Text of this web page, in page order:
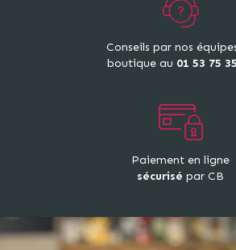
Conseils par nos
boutique au 01 53 75
Paiement en ligne
sécurisé par CB